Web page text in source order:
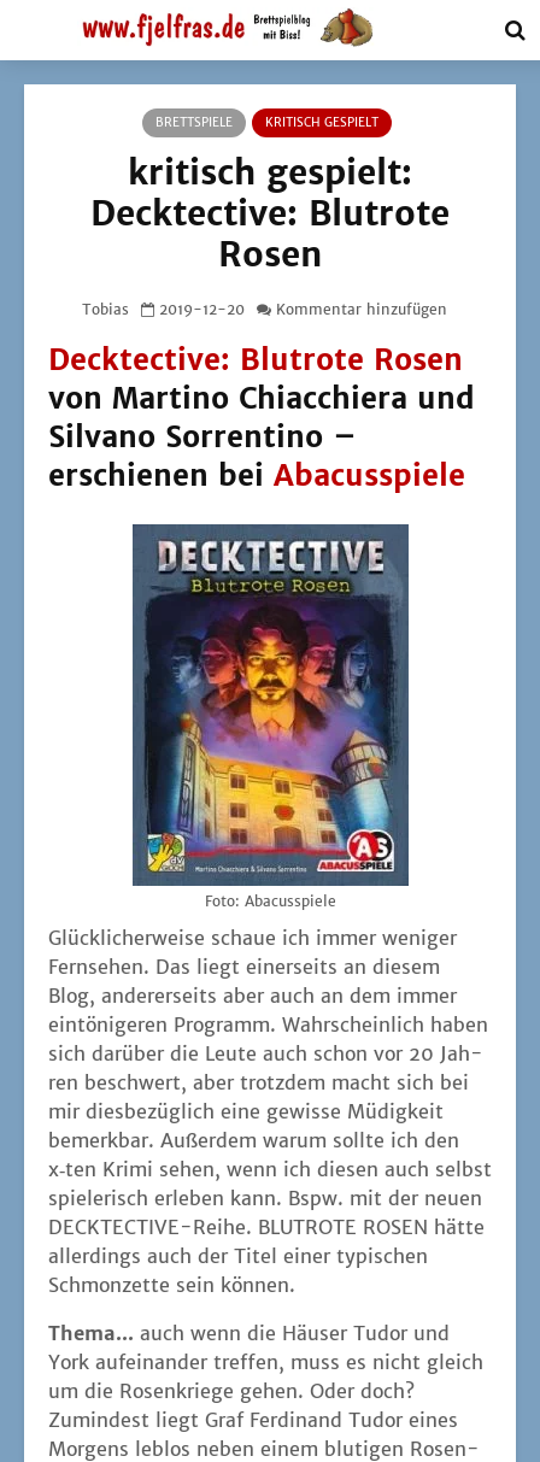
BRETTSPIELE KRITISCH GESPIELT
kritisch gespielt:
Decktective: Blutrote
Rosen
Tobias 2019-12-20 Kommentar hinzufügen
Decktective: Blutrote Rosen
von Martino Chiacchiera und
Silvano Sorrentino –
erschienen bei Abacusspiele
Foto: Aba­cus­spie­le
Glück­li­cher­wei­se schaue ich immer weni­ger
Fern­se­hen. Das liegt einer­seits an die­sem
Blog, ande­rer­seits aber auch an dem immer
ein­tö­ni­ge­ren Pro­gramm. Wahr­schein­lich haben
sich dar­über die Leu­te auch schon vor 20 Jah­
ren beschwert, aber trotz­dem macht sich bei
mir dies­be­züg­lich eine gewis­se Müdig­keit
bemerk­bar. Außer­dem war­um soll­te ich den
x‑ten Kri­mi sehen, wenn ich die­sen auch selbst
spie­le­risch erle­ben kann. Bspw. mit der neu­en
DECK­TEC­TI­VE-Rei­he. BLUTROTE ROSEN hät­te
aller­dings auch der Titel einer typi­schen
Schmon­zet­te sein können.
The­ma... auch wenn die Häu­ser Tudor und
York auf­ein­an­der tref­fen, muss es nicht gleich
um die Rosen­krie­ge gehen. Oder doch?
Zumin­dest liegt Graf Fer­di­nand Tudor eines
Mor­gens leb­los neben einem blu­ti­gen Rosen­